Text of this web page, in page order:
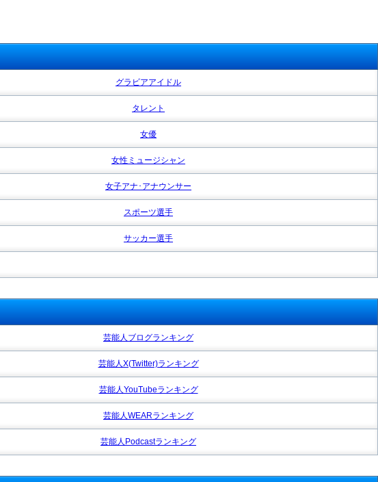
グラビアアイドル
タレント
女優
女性ミュージシャン
女子アナ･アナウンサー
スポーツ選手
サッカー選手
芸能人ブログランキング
芸能人X(Twitter)ランキング
芸能人YouTubeランキング
芸能人WEARランキング
芸能人Podcastランキング